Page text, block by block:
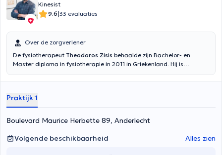
Kinesist
9.6|33 evaluaties
Over de zorgverlener
De fysiotherapeut Theodoros Zisis behaalde zijn Bachelor- en
Master diploma in fysiotherapie in 2011 in Griekenland. Hij is
kinesist kan u verwelkomen in het Frans, Engels en Grieks in zijn prive
Praktijk 1
Boulevard Maurice Herbette 89, Anderlecht
Volgende beschikbaarheid
Alles zien